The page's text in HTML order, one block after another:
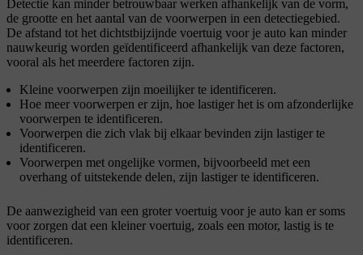
Detectie kan minder betrouwbaar werken afhankelijk van de vorm,
de grootte en het aantal van de voorwerpen in een detectiegebied.
De afstand tot het dichtstbijzijnde voertuig voor je auto kan minder
nauwkeurig worden geïdentificeerd afhankelijk van deze factoren,
vooral als het meerdere factoren zijn.
Kleine voorwerpen zijn moeilijker te identificeren.
Hoe meer voorwerpen er zijn, hoe lastiger het is om afzonderlijke
voorwerpen te identificeren.
Voorwerpen die zich vlak bij elkaar bevinden zijn lastiger te
identificeren.
Voorwerpen met ongelijke vormen, bijvoorbeeld met een
overhang of uitstekende delen, zijn lastiger te identificeren.
De aanwezigheid van een groter voertuig voor je auto kan er soms
voor zorgen dat een kleiner voertuig, zoals een motor, lastig is te
identificeren.